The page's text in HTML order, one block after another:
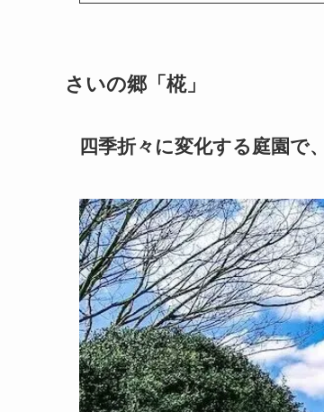
さいの郷「椛」
四季折々に変化する庭園で